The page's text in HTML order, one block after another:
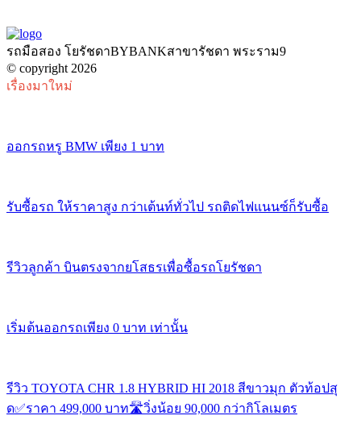
รถมือสอง โยรัชดาBYBANKสาขารัชดา พระราม9
© copyright 2026
เรื่องมาใหม่
ออกรถหรู BMW เพียง 1 บาท
รับซื้อรถ ให้ราคาสูง กว่าเต้นท์ทั่วไป รถติดไฟแนนซ์ก็รับซื้อ
รีวิวลูกค้า บินตรงจากยโสธรเพื่อซื้อรถโยรัชดา
เริ่มต้นออกรถเพียง 0 บาท เท่านั้น
รีวิว TOYOTA CHR 1.8 HYBRID HI 2018 สีขาวมุก ตัวท้อปสุ
ด✅ราคา 499,000 บาท🛣️วิ่งน้อย 90,000 กว่ากิโลเมตร